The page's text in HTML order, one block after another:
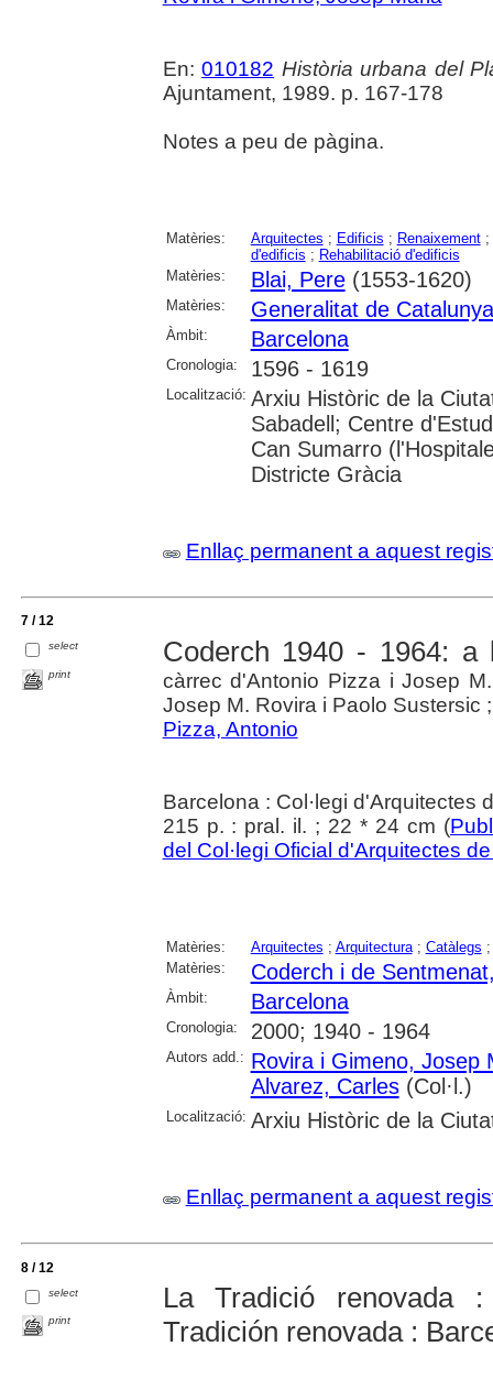
En:010182 Història urbana del
Ajuntament, 1989. p. 167-178
Notes a peu de pàgina.
Matèries: Arquitectes ; Edificis ; Renaixement;
d'edificis ; Rehabilitació d'edificis
Matèries:
Blai, Pere(1553-1620)
Matèries: Generalitat de Catalunya
Àmbit: Barcelona
Cronologia: 1596 - 1619
Localització: Arxiu Històric de la
Sabadell; Centre
Can Sumarro
Districte Gràcia
Enllaç permanent a aquest
7 / 12
select
print
Coderch 1940 - 1964:
càrrec d'Antonio Pizza i Josep
Josep M. Rovira i Paolo Sustersic
Pizza, Antonio
Barcelona : Col·legi d'Arquitectes
215 p. : pral. il. ; 22 * 24 cm (
del Col·legi Oficial d'Arquitectes
Matèries: Arquitectes ; Arquitectura; Catàlegs
Matèries:
Coderch i de
Àmbit: Barcelona
Cronologia: 2000; 1940 - 1964
Autors add.: Rovira i Gimeno, Josep
Alvarez, Carles(Col·l.)
Localització: Arxiu Històric de la
Enllaç permanent a aquest
8 / 12
select
print
La Tradició renovada
Tradición renovada :